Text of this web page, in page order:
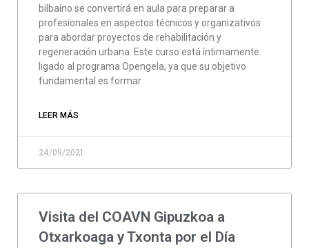
bilbaíno se convertirá en aula para preparar a
profesionales en aspectos técnicos y organizativos
para abordar proyectos de rehabilitación y
regeneración urbana. Este curso está íntimamente
ligado al programa Opengela, ya que su objetivo
fundamental es formar
LEER MÁS
24/09/2021
Visita del COAVN Gipuzkoa a
Otxarkoaga y Txonta por el Día